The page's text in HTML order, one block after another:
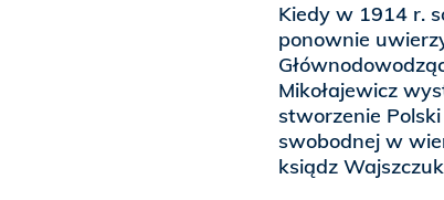
Kiedy w 1914 r.
ponownie
Mikołajewicz
stworzenie
swobodnej w
ksiądz